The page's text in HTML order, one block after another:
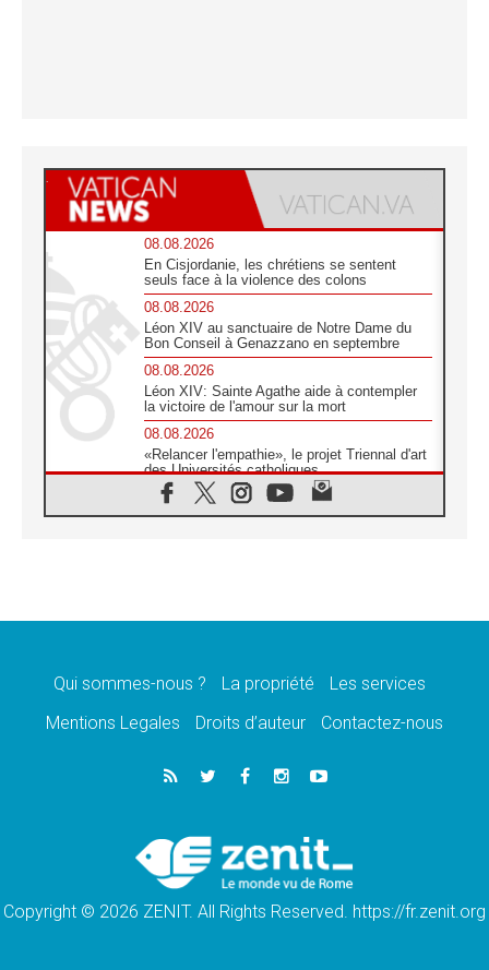
08.08.2026
En Cisjordanie, les chrétiens se sentent
seuls face à la violence des colons
08.08.2026
Léon XIV au sanctuaire de Notre Dame du
Bon Conseil à Genazzano en septembre
08.08.2026
Léon XIV: Sainte Agathe aide à contempler
la victoire de l'amour sur la mort
08.08.2026
«Relancer l'empathie», le projet Triennal d'art
des Universités catholiques
08.08.2026
Signis 2026, donner la parole aux religieuses
07.08.2026
07.08.2026
de l'Assomption et mémoire nationale
«La paix commence par l'empathie» estime
le cardinal Parolin
En Colombie, «la paix ne s'achète pas avec
une signature»
Qui sommes-nous ? La propriété
Les services
Mentions Legales
Droits d’auteur Contactez-nous
Copyright © 2026 ZENIT. All Rights Reserved. https://fr.zenit.org